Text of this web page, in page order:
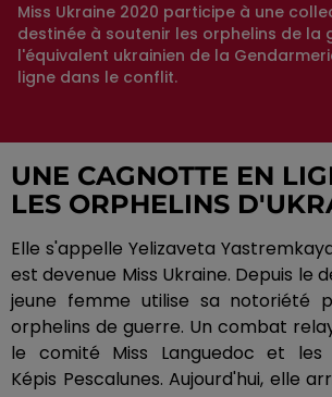
Miss Ukraine 2020 participe à une
destinée à soutenir les orphelins de la
l'équivalent ukrainien de la
ligne dans le conflit.
UNE CAGNOTTE EN
LES ORPHELINS
Elle s'appelleYelizaveta
est devenue Miss Ukraine. Depuis le
jeune femme utilise sa notoriété
orphelins de guerre. Un combat
le comité Miss Languedoc et les
Képis Pescalunes. Aujourd'hui, elle